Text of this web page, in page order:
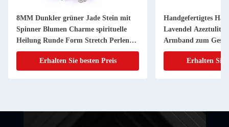
8MM Dunkler grüner Jade Stein mit
Spinner Blumen Charme spirituelle
Heilung Runde Form Stretch Perlen
Armband
Erhalten Sie besten Preis
Handgefertigtes
Lavendel Azeztulit
Armband zum
Erhalten Sie